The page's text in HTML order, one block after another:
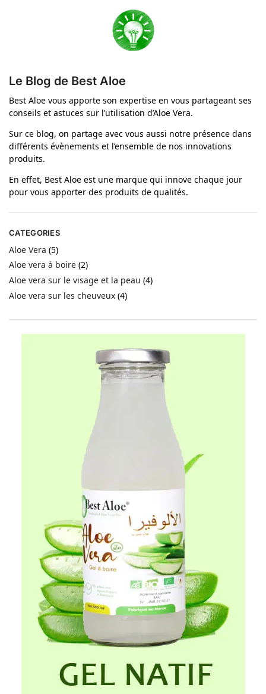
Le Blog de Best Aloe
Best Aloe vous apporte son expertise en vous partageant ses
conseils et astuces sur l’utilisation d’Aloe Vera.
Sur ce blog, on partage avec vous aussi notre présence dans
différents évènements et l’ensemble de nos innovations
produits.
En effet, Best Aloe est une marque qui innove chaque jour
pour vous apporter des produits de qualités.
CATEGORIES
Aloe Vera (5)
Aloe vera à boire (2)
Aloe vera sur le visage et la peau (4)
Aloe vera sur les cheuveux (4)